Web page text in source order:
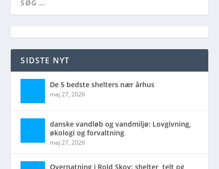
SIDSTE NYT
De 5 bedste shelters nær århus
maj 27, 2026
danske vandløb og vandmiljø: Lovgivning,
økologi og forvaltning
maj 27, 2026
Overnatning i Rold Skov: shelter, telt og